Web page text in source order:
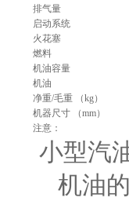
排气量
启动系统
火花塞
燃料
机油容量
机油
净重/毛重 （kg）
机器尺寸 （mm）
注意：
小型汽
机油的